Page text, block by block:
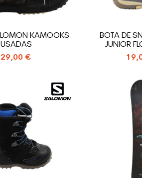
KAMOOKS
USADAS
29,00 €
BOTA DE
JUNIOR